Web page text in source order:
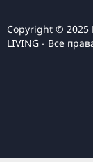
Copyright © 2025
LIVING - Все